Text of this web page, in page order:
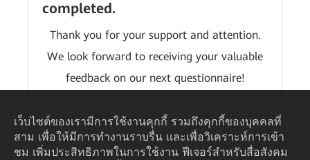
completed.
Thank you for your support and attention.
We look forward to receiving your valuable
feedback on our next questionnaire!
เว็บไซต์ของเรามีการใช้งานคุกกี้ รวมถึงคุกกี้ของบุคคลที่
สาม เพื่อให้มีการทำงานราบรื่น และเพื่อวิเคราะห์การเข้า
ชม เพิ่มประสิทธิภาพในการใช้งาน ฟีเจอร์สำหรับสื่อสังคม